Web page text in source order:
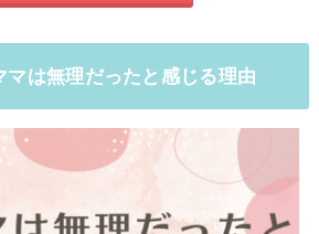
マは無理だったと感じる理由